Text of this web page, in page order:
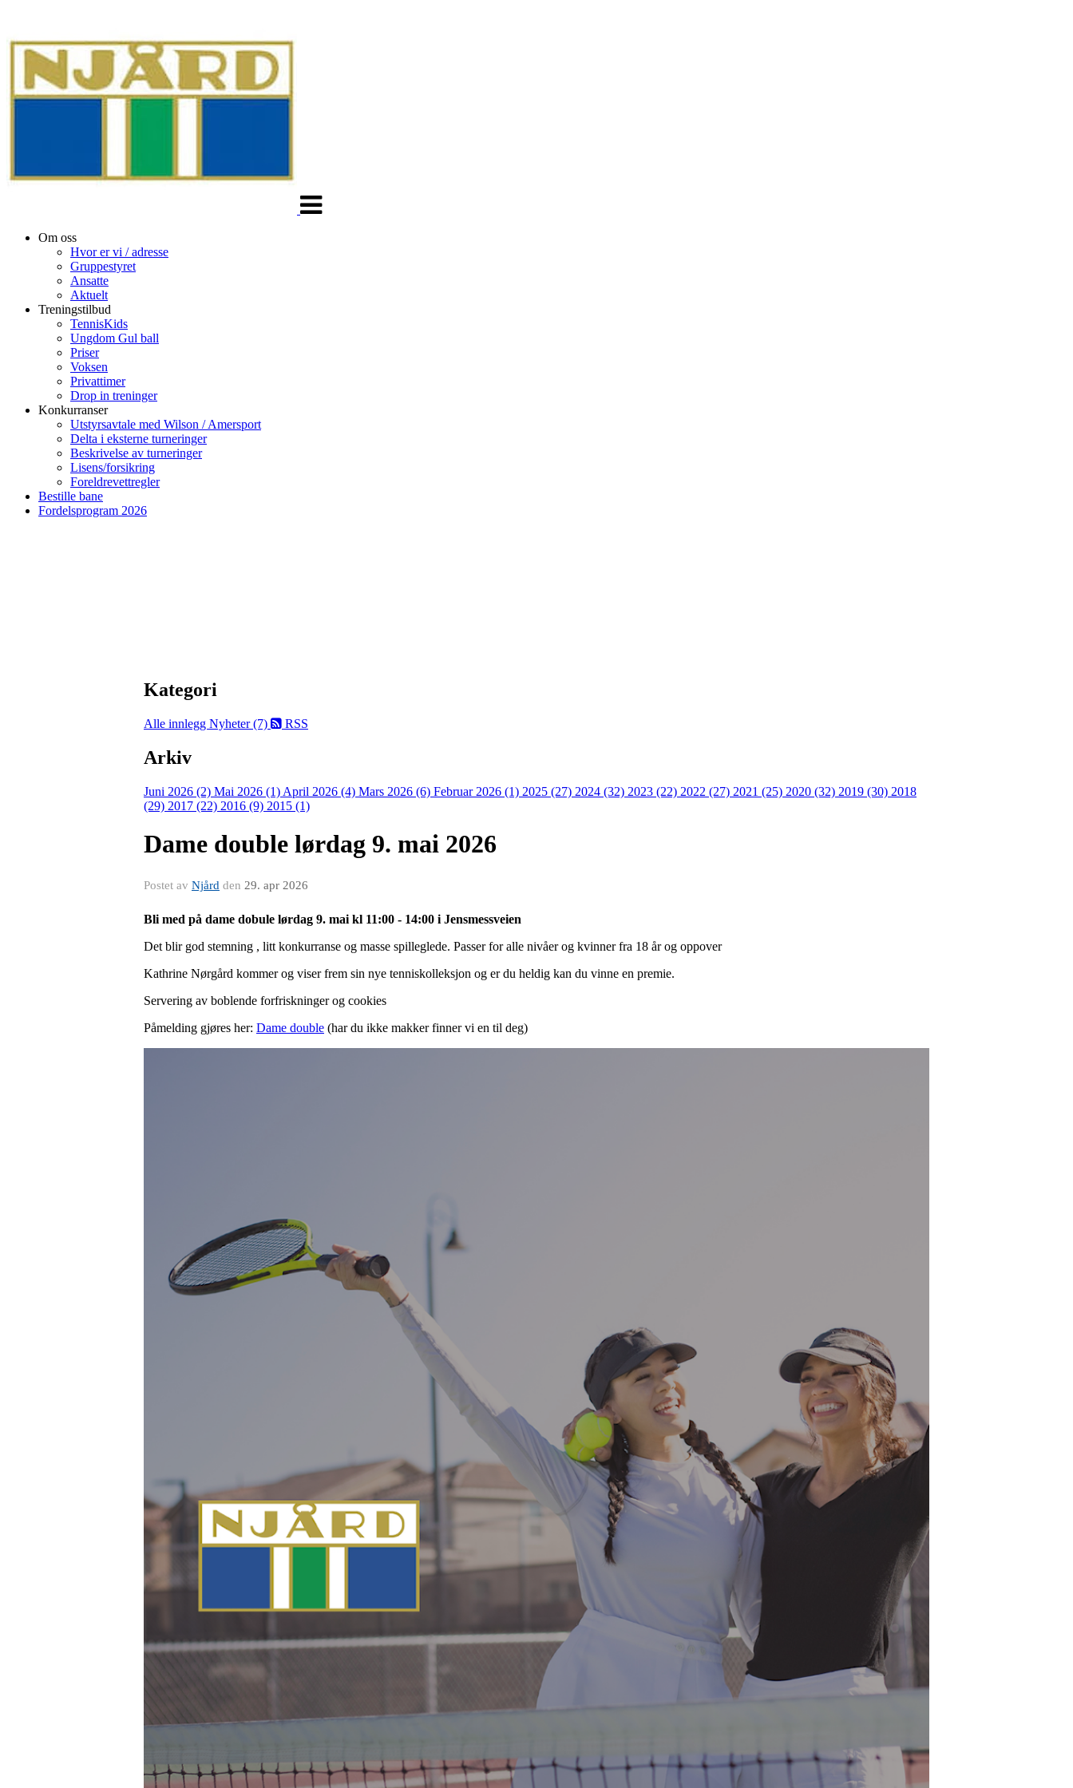
Om oss
Hvor er vi / adresse
Gruppestyret
Ansatte
Aktuelt
Treningstilbud
TennisKids
Ungdom Gul ball
Priser
Voksen
Privattimer
Drop in treninger
Konkurranser
Utstyrsavtale med Wilson / Amersport
Delta i eksterne turneringer
Beskrivelse av turneringer
Lisens/forsikring
Foreldrevettregler
Bestille bane
Fordelsprogram 2026
Kategori
Alle innlegg Nyheter (7) RSS
Arkiv
Juni 2026 (2) Mai 2026 (1) April 2026 (4) Mars 2026 (6) Februar 2026 (1) 2025 (27) 2024 (32) 2023 (22) 2022 (27) 2021 (25) 2020 (32) 2019 (30) 2018
(29) 2017 (22) 2016 (9) 2015 (1)
Dame double lørdag 9. mai 2026
Postet av Njård den 29. apr 2026
Bli med på dame dobule lørdag 9. mai kl 11:00 - 14:00 i Jensmessveien
Det blir god stemning , litt konkurranse og masse spilleglede. Passer for alle nivåer og kvinner fra 18 år og oppover
Kathrine Nørgård kommer og viser frem sin nye tenniskolleksjon og er du heldig kan du vinne en premie.
Servering av boblende forfriskninger og cookies
Påmelding gjøres her: Dame double (har du ikke makker finner vi en til deg)